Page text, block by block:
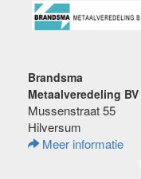
Brandsma
Metaalveredeling BV
Mussenstraat 55
Hilversum
Meer informatie